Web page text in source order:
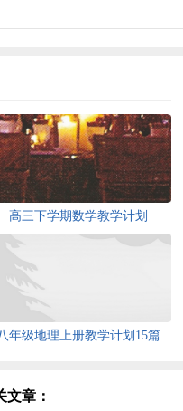
高三下学期数学教学计划
年级地理上册教学计划15篇
文章：